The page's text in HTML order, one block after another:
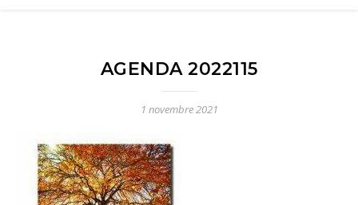
AGENDA 2022115
1 novembre 2021